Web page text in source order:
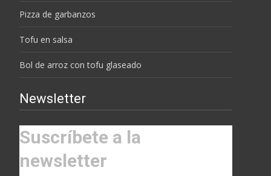
Pizza de garbanzos
Tofu en salsa
Bol de arroz con tofu glaseado
Newsletter
Suscríbete a la
newsletter